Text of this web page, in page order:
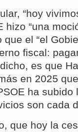
“hoy
hizo “una
que el “el
fiscal:
es que
en 2025
ha
son cada
que hoy la